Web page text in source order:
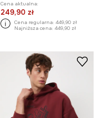
Cena aktualna:
249,90 zł
Cena regularna: 449,90 zł
Najniższa cena: 449,90 zł